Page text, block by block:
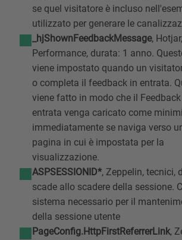
se quel visitatore è incluso
utilizzato per generare le
_hjShownFeedbackMessage, Hotjar,
Performance, durata: 1 anno.
viene impostato quando un
o completa il feedback in entrata.
viene fatto in modo che il
entrata venga caricato come
immediatamente se naviga verso
pagina in cui è impostata per la
visualizzazione.
ASPSESSIONID*, Zeppelin, tecnici,
scade allo scadere della sessione.
sistema necessario per il
della sessione utente
PageConfig.HttpFirstReferrerLink,